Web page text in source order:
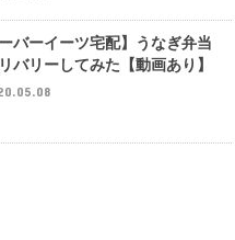
ーバーイーツ宅配】うなぎ弁当
バリーしてみた【動画あり】